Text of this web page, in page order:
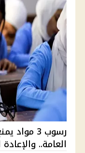
رسوب 3
العامة..